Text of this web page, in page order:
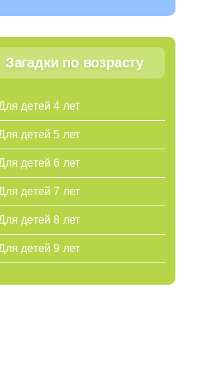
Загадки по возрасту
детей 4 лет
детей 5 лет
детей 6 лет
детей 7 лет
детей 8 лет
детей 9 лет